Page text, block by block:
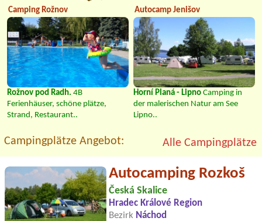
Camping Rožnov
Rožnov pod Radh. 4B
Ferienhäuser, schöne plätze,
Strand, Restaurant..
Autocamp Jenišov
Horní Planá - Lipno Camping in
der malerischen Natur am See
Lipno..
Campingplätze Angebot: Alle Campingplätze
Autocamping Rozkoš
Česká Skalice
Hradec Králové Region
Bezirk Náchod